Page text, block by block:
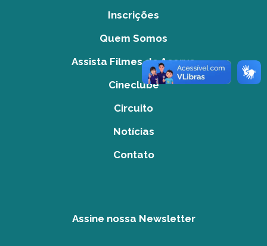
Inscrições
Quem Somos
Assista Filmes do Acervo
Cineclube
Circuito
Notícias
Contato
Assine nossa Newsletter